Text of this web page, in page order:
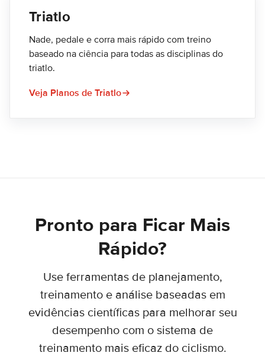
Triatlo
Nade, pedale e corra mais rápido com treino
baseado na ciência para todas as disciplinas do
triatlo.
Veja Planos de Triatlo
Pronto para Ficar Mais
Rápido?
Use ferramentas de planejamento,
treinamento e análise baseadas em
evidências científicas para melhorar seu
desempenho com o sistema de
treinamento mais eficaz do ciclismo.